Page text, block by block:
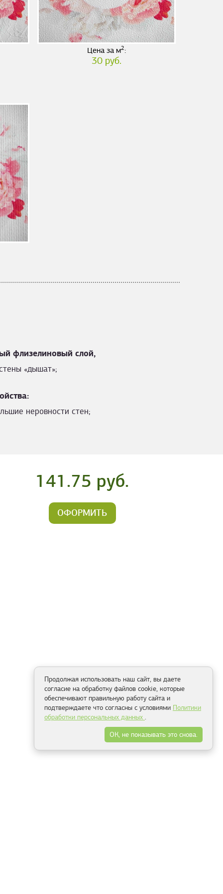
Цена за м2:
30 руб.
флизелиновый слой,
«дышат»;
неровности стен;
141.75 руб.
ОФОРМИТЬ
Продолжая использовать наш сайт, вы даете
согласие на обработку файлов cookie, которые
обеспечивают правильную работу сайта и
подтверждаете что согласны с условиями Политики
обработки персональных данных .
ОК, не показывать это снова.